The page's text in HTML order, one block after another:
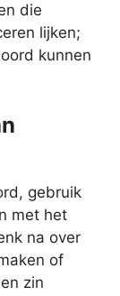
die
lijken;
kunnen
gebruik
met het
na over
of
zin